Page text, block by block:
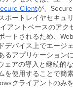
Clientが、
ポートレイヤセキュ
アントベースのアク
ートされるため、
デバイス上でエージ
るアプリケーション
ェアの導入と継続的
を使用することで簡
クライアントのみ